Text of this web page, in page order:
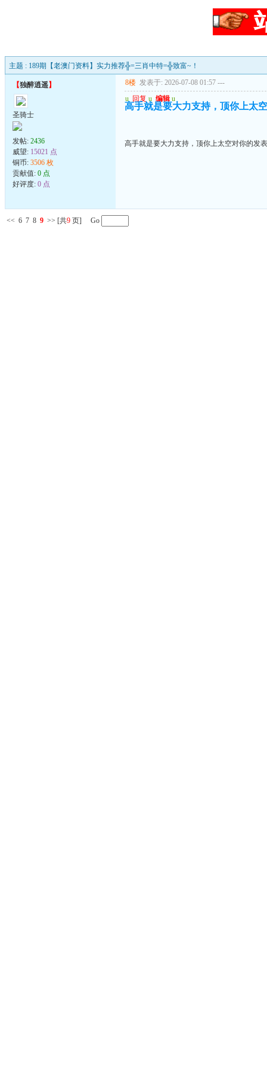
主题 : 189期【老澳门资料】实力推荐╬=三肖中特=╬致富~！
【独醉逍遥】
圣骑士
发帖: 2436
威望: 15021 点
铜币: 3506 枚
贡献值: 0 点
好评度: 0 点
8楼 发表于: 2026-07-08 01:57 ---
u 回复 u 编辑 u
高手就是要大力支持，顶你上太
高手就是要大力支持，顶你上太空对你的发表
<< 6 7 8 9 >> [共9 页] Go